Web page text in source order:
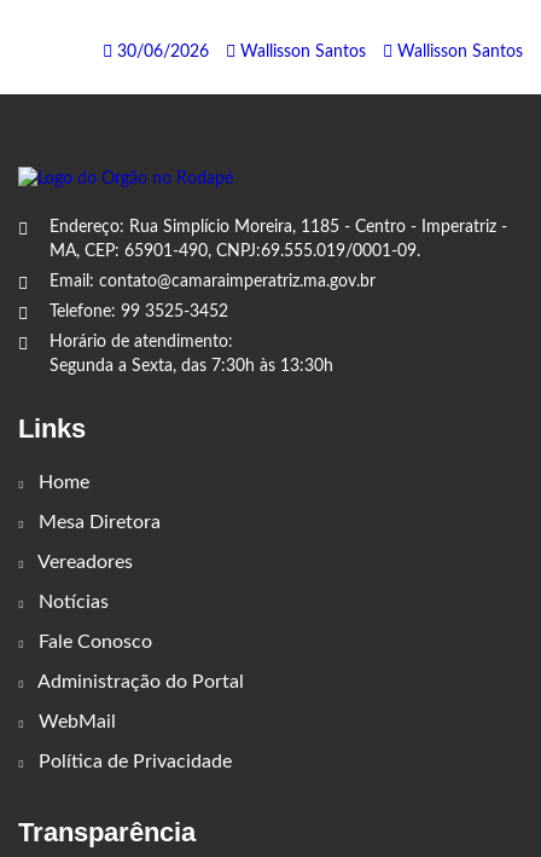
30/06/2026 Wallisson Santos Wallisson Santos
Endereço: Rua Simplício Moreira, 1185 - Centro - Imperatriz -
MA, CEP: 65901-490, CNPJ:69.555.019/0001-09.
Email: contato@camaraimperatriz.ma.gov.br
Telefone: 99 3525-3452
Horário de atendimento:
Segunda a Sexta, das 7:30h às 13:30h
Links
Home
Mesa Diretora
Vereadores
Notícias
Fale Conosco
Administração do Portal
WebMail
Política de Privacidade
Transparência